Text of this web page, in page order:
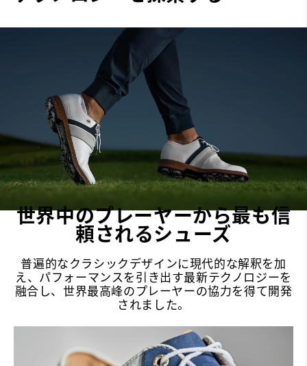
安定性
世界中のプレーヤーから最も信
頼されるシューズ
普遍的なクラシックデザインに現代的な解釈を加
え、パフォーマンスを引き出す最新テクノロジーを
融合し、世界最高峰のプレーヤーの協力を得て開発
されました。